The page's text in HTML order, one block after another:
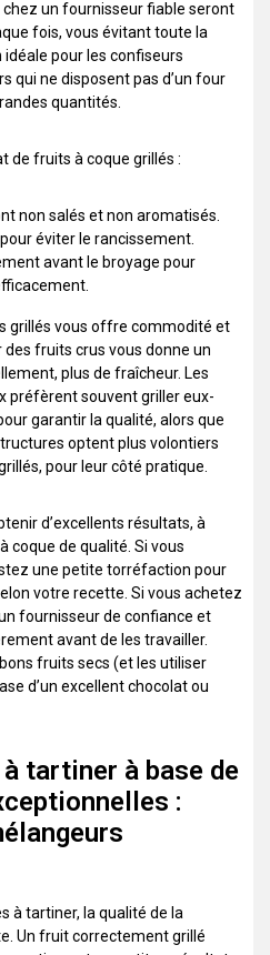
un fournisseur fiable seront
fois, vous évitant toute la
idéale pour les confiseurs
qui ne disposent pas d’un four
quantités.
de fruits à coque grillés :
non salés et non aromatisés.
éviter le rancissement.
avant le broyage pour
grillés vous offre commodité et
fruits crus vous donne un
plus de fraîcheur. Les
préfèrent souvent griller eux-
garantir la qualité, alors que
optent plus volontiers
pour leur côté pratique.
d’excellents résultats, à
coque de qualité. Si vous
une petite torréfaction pour
votre recette. Si vous achetez
fournisseur de confiance et
avant de les travailler.
fruits secs (et les utiliser
d’un excellent chocolat ou
tartiner à base de
:
à tartiner, la qualité de la
Un fruit correctement grillé